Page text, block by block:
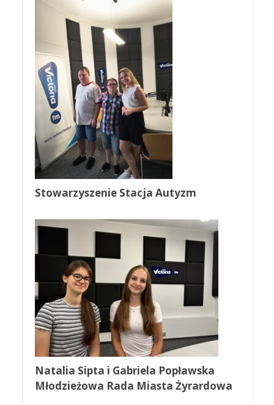
Stowarzyszenie Stacja Autyzm
Natalia Sipta i Gabriela Popławska
Młodzieżowa Rada Miasta Żyrardowa